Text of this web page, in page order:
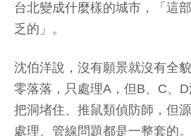
台北變成什麼樣的城市，「這
乏的」。
沈伯洋說，沒有願景就沒有全
零落落，只處理A，但B、C、
把洞堵住、推鼠類偵防師，但
處理、管線問題都是一整套的。